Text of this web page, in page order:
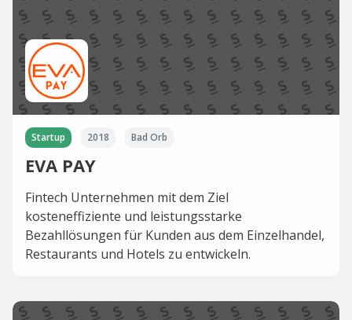
Startup 2018 Bad Orb
EVA PAY
Fintech Unternehmen mit dem Ziel
kosteneffiziente und leistungsstarke
Bezahllösungen für Kunden aus dem Einzelhandel,
Restaurants und Hotels zu entwickeln.